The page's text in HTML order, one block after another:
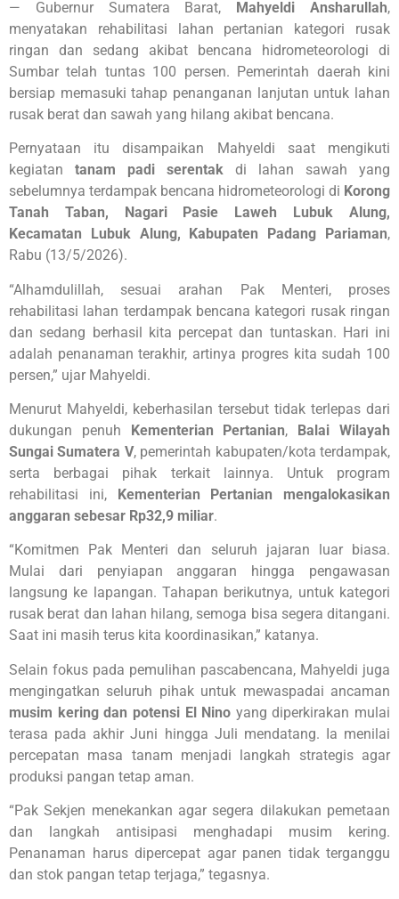
— Gubernur Sumatera Barat, Mahyeldi Ansharullah,
menyatakan rehabilitasi lahan pertanian kategori rusak
ringan dan sedang akibat bencana hidrometeorologi di
Sumbar telah tuntas 100 persen. Pemerintah daerah kini
bersiap memasuki tahap penanganan lanjutan untuk lahan
rusak berat dan sawah yang hilang akibat bencana.
Pernyataan itu disampaikan Mahyeldi saat mengikuti
kegiatan tanam padi serentak di lahan sawah yang
sebelumnya terdampak bencana hidrometeorologi di Korong
Tanah Taban, Nagari Pasie Laweh Lubuk Alung,
Kecamatan Lubuk Alung, Kabupaten Padang Pariaman,
Rabu (13/5/2026).
“Alhamdulillah, sesuai arahan Pak Menteri, proses
rehabilitasi lahan terdampak bencana kategori rusak ringan
dan sedang berhasil kita percepat dan tuntaskan. Hari ini
adalah penanaman terakhir, artinya progres kita sudah 100
persen,” ujar Mahyeldi.
Menurut Mahyeldi, keberhasilan tersebut tidak terlepas dari
dukungan penuh Kementerian Pertanian, Balai Wilayah
Sungai Sumatera V, pemerintah kabupaten/kota terdampak,
serta berbagai pihak terkait lainnya. Untuk program
rehabilitasi ini, Kementerian Pertanian mengalokasikan
anggaran sebesar Rp32,9 miliar.
“Komitmen Pak Menteri dan seluruh jajaran luar biasa.
Mulai dari penyiapan anggaran hingga pengawasan
langsung ke lapangan. Tahapan berikutnya, untuk kategori
rusak berat dan lahan hilang, semoga bisa segera ditangani.
Saat ini masih terus kita koordinasikan,” katanya.
Selain fokus pada pemulihan pascabencana, Mahyeldi juga
mengingatkan seluruh pihak untuk mewaspadai ancaman
musim kering dan potensi El Nino yang diperkirakan mulai
terasa pada akhir Juni hingga Juli mendatang. Ia menilai
percepatan masa tanam menjadi langkah strategis agar
produksi pangan tetap aman.
“Pak Sekjen menekankan agar segera dilakukan pemetaan
dan langkah antisipasi menghadapi musim kering.
Penanaman harus dipercepat agar panen tidak terganggu
dan stok pangan tetap terjaga,” tegasnya.